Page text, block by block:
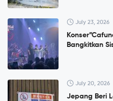
July 23, 2026
Bangkitkan
July 20, 2026
Jepang Beri